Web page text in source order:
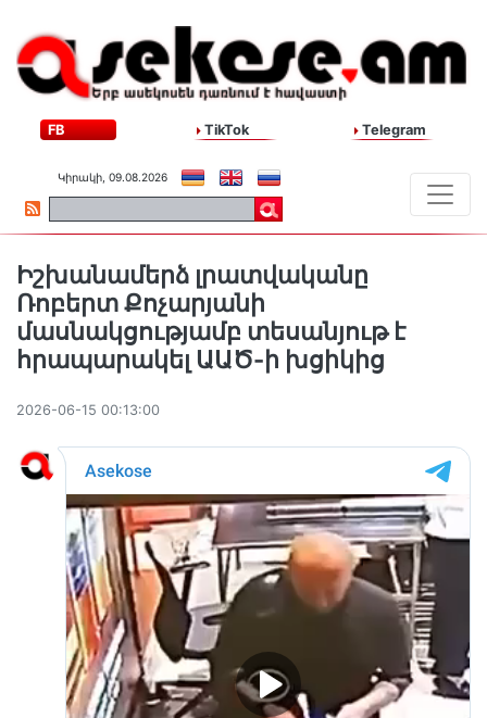
FB TikTok Telegram
Կիրակի, 09.08.2026
Իշխանամերձ լրատվականը
Ռոբերտ Քոչարյանի
մասնակցությամբ տեսանյութ է
հրապարակել ԱԱԾ-ի խցիկից
2026-06-15 00:13:00